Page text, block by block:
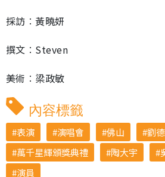
採訪︰黃曉妍
撰文︰Steven
美術︰梁政敏
內容標籤
表演 演唱會 佛山
劉
萬千星輝頒獎典禮
陶大宇
演員